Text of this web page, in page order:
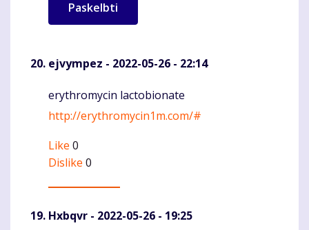
ejvympez - 2022-05-26 - 22:14
Komentaras
erythromycin lactobionate
http://erythromycin1m.com/#
Like 0
Dislike 0
Hxbqvr - 2022-05-26 - 19:25